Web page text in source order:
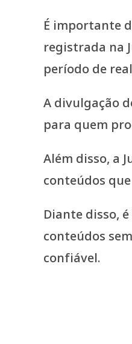
É importante
registrada na
período de
A divulgação
para quem
Além disso, a
conteúdos
Diante disso,
conteúdos
confiável.